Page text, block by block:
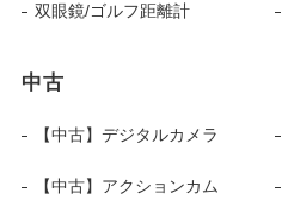
双眼鏡/ゴルフ距離計
中古
【中古】デジタルカメラ
【中古】アクションカム